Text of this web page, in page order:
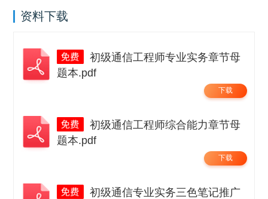
资料下载
初级通信工程师专业实务章节母
题本.pdf
下载
初级通信工程师综合能力章节母
题本.pdf
下载
初级通信专业实务三色笔记推广